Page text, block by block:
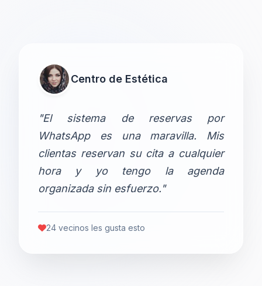
Centro de Estética
"El sistema de reservas por
WhatsApp es una maravilla. Mis
clientas reservan su cita a cualquier
hora y yo tengo la agenda
organizada sin esfuerzo."
24 vecinos les gusta esto